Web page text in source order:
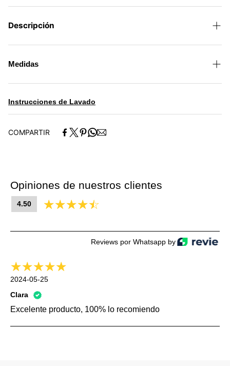
Descripción
Medidas
Composición:
Poliéster
Instrucciones de Lavado
COMPARTIR
Opiniones de nuestros clientes
4.50
Reviews por Whatsapp by
2024-05-25
Clara
Excelente producto, 100% lo recomiendo